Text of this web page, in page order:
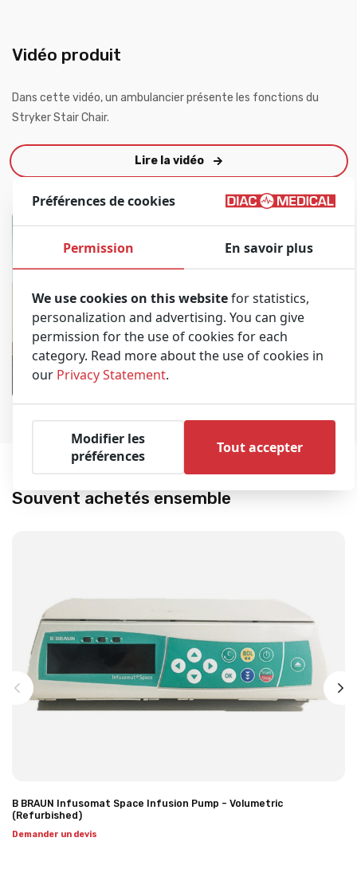
Vidéo produit
Dans cette vidéo, un ambulancier présente les fonctions du
Stryker Stair Chair.
Lire la vidéo
Stryker Stair Chair Overview
Souvent achetés ensemble
B BRAUN Infusomat Space Infusion Pump – Volumetric
(Refurbished)
Demander un devis
Préférences de cookies
Permission En savoir plus
We use cookies on this websitefor statistics,
personalization and advertising. You can give
permission for the use of cookies for each
category. Read more about the use of cookies in
our Privacy Statement.
Modifier les
préférences
Tout accepter